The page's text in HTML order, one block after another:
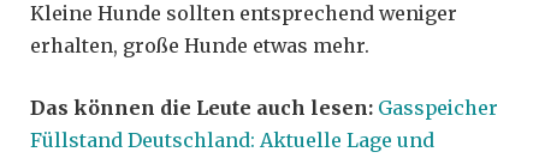
Kleine Hunde sollten entsprechend weniger
erhalten, große Hunde etwas mehr.
Das können die Leute auch lesen: Gasspeicher
Füllstand Deutschland: Aktuelle Lage und